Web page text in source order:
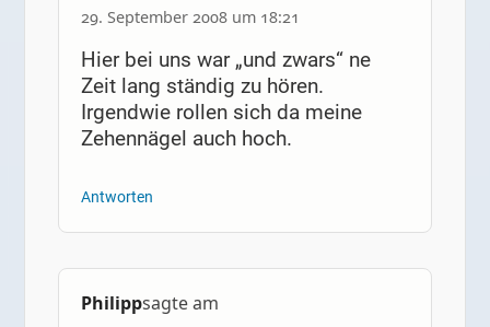
29. September 2008 um 18:21
Hier bei uns war „und zwars“ ne
Zeit lang ständig zu hören.
Irgendwie rollen sich da meine
Zehennägel auch hoch.
Antworten
Philippsagte am